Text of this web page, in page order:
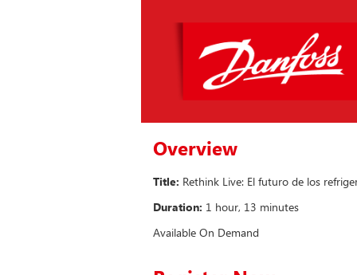
Overview
Title: Rethink Live: El futuro de los
Duration: 1 hour, 13 minutes
Available On Demand